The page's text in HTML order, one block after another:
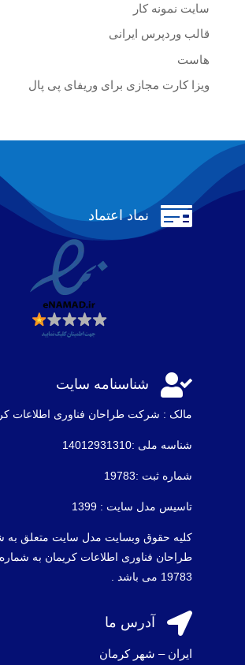
سایت نمونه کار
قالب وردپرس ایرانی
هاست
ویزا کارت مجازی برای وریفای پی پال
 نماد اعتماد
 شناسنامه سایت
مالک : شرکت طراحان فناوری اطلاعات
شناسه ملی :14012931310
شماره ثبت :19783
تاسیس مدل سایت : 1399
کلیه حقوق وبسایت مدل سایت متعلق
طراحان فناوری اطلاعات کریمان به
19783 می باشد .
 آدرس ما
ایران – شهر کرمان